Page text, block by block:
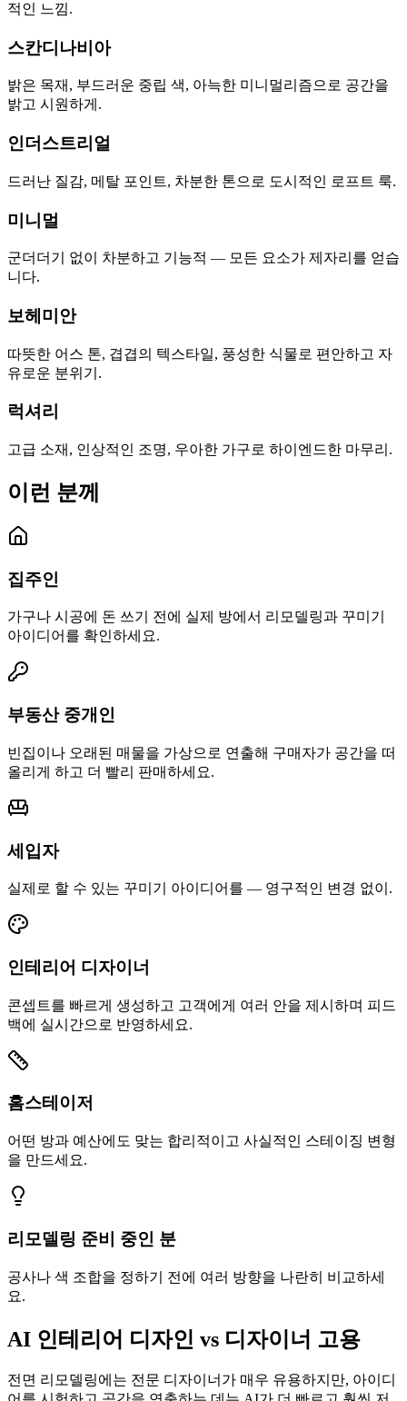
적인 느낌.
스칸디나비아
밝은 목재, 부드러운 중립 색, 아늑한 미니멀리즘으로 공간을
밝고 시원하게.
인더스트리얼
드러난 질감, 메탈 포인트, 차분한 톤으로 도시적인 로프트 룩.
미니멀
군더더기 없이 차분하고 기능적 — 모든 요소가 제자리를 얻습
니다.
보헤미안
따뜻한 어스 톤, 겹겹의 텍스타일, 풍성한 식물로 편안하고 자
유로운 분위기.
럭셔리
고급 소재, 인상적인 조명, 우아한 가구로 하이엔드한 마무리.
이런 분께
집주인
가구나 시공에 돈 쓰기 전에 실제 방에서 리모델링과 꾸미기
아이디어를 확인하세요.
부동산 중개인
빈집이나 오래된 매물을 가상으로 연출해 구매자가 공간을 떠
올리게 하고 더 빨리 판매하세요.
세입자
실제로 할 수 있는 꾸미기 아이디어를 — 영구적인 변경 없이.
인테리어 디자이너
콘셉트를 빠르게 생성하고 고객에게 여러 안을 제시하며 피드
백에 실시간으로 반영하세요.
홈스테이저
어떤 방과 예산에도 맞는 합리적이고 사실적인 스테이징 변형
을 만드세요.
리모델링 준비 중인 분
공사나 색 조합을 정하기 전에 여러 방향을 나란히 비교하세
요.
AI 인테리어 디자인 vs 디자이너 고용
전면 리모델링에는 전문 디자이너가 매우 유용하지만, 아이디